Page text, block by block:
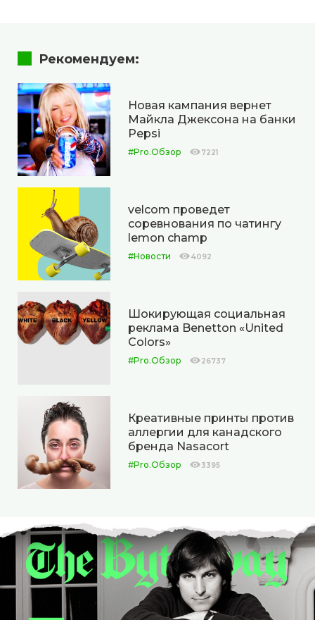
Рекомендуем:
Новая кампания вернет
Майкла Джексона на банки
Pepsi
#Pro.Обзор 7221
velcom проведет
соревнования по чатингу
lemon champ
#Новости 4092
Шокирующая социальная
реклама Benetton «United
Colors»
#Pro.Обзор 26737
Креативные принты против
аллергии для канадского
бренда Nasacort
#Pro.Обзор 3395